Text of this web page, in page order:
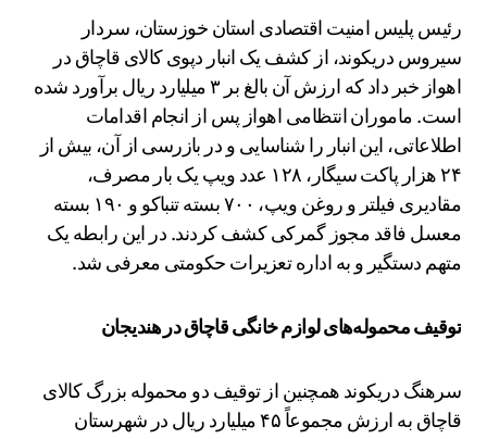
رئیس پلیس امنیت اقتصادی استان خوزستان، سردار
سیروس دریکوند، از کشف یک انبار دپوی کالای قاچاق در
اهواز خبر داد که ارزش آن بالغ بر ۳ میلیارد ریال برآورد شده
است. ماموران انتظامی اهواز پس از انجام اقدامات
اطلاعاتی، این انبار را شناسایی و در بازرسی از آن، بیش از
۲۴ هزار پاکت سیگار، ۱۲۸ عدد ویپ یک بار مصرف،
مقادیری فیلتر و روغن ویپ، ۷۰۰ بسته تنباکو و ۱۹۰ بسته
معسل فاقد مجوز گمرکی کشف کردند. در این رابطه یک
متهم دستگیر و به اداره تعزیرات حکومتی معرفی شد.
توقیف محموله‌های لوازم خانگی قاچاق در هندیجان
سرهنگ دریکوند همچنین از توقیف دو محموله بزرگ کالای
قاچاق به ارزش مجموعاً ۴۵ میلیارد ریال در شهرستان